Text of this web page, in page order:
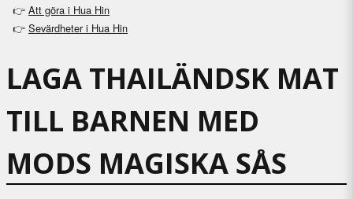
👉 Att göra i Hua Hin
👉 Sevärdheter i Hua Hin
LAGA THAILÄNDSK MAT
TILL BARNEN MED
MODS MAGISKA SÅS